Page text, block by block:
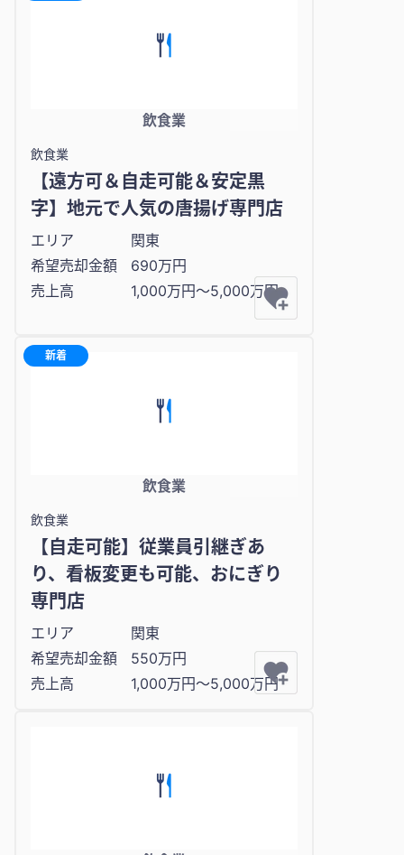
飲食業
飲食業
【遠方可＆自走可能＆安定黒
字】地元で人気の唐揚げ専門店
エリア
関東
希望売却金額
690万円
売上高
1,000万円〜5,000万円
新着
飲食業
飲食業
【自走可能】従業員引継ぎあ
り、看板変更も可能、おにぎり
専門店
エリア
関東
希望売却金額
550万円
売上高
1,000万円〜5,000万円